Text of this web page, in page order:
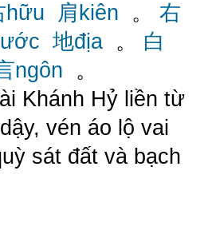
hữu 肩kiên 。 右
地địa 。 白
ngôn 。
Khánh Hỷ liền từ
vén áo lộ vai
sát đất và bạch